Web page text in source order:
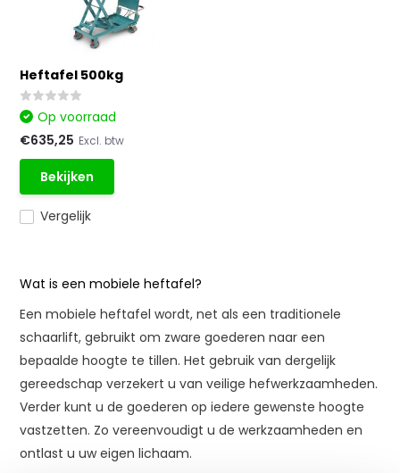
Heftafel 500kg
Vergelijk
Op voorraad
€635,25 Excl. btw
Bekijken
Wat is een mobiele heftafel?
Een mobiele heftafel wordt, net als een traditionele
schaarlift, gebruikt om zware goederen naar een
bepaalde hoogte te tillen. Het gebruik van dergelijk
gereedschap verzekert u van veilige hefwerkzaamheden.
Verder kunt u de goederen op iedere gewenste hoogte
vastzetten. Zo vereenvoudigt u de werkzaamheden en
ontlast u uw eigen lichaam.